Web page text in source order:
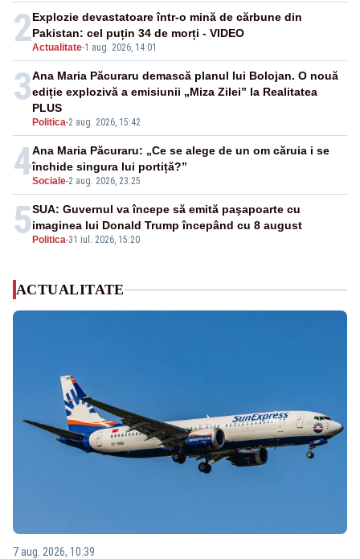
2Actualitate-1 aug. 2026, 14:01
Explozie devastatoare într-o mină de cărbune din
Pakistan: cel puțin 34 de morți - VIDEO
3
Politica-2 aug. 2026, 15:42
Ana Maria Păcuraru demască planul lui Bolojan. O nouă
ediție explozivă a emisiunii „Miza Zilei” la Realitatea
PLUS
4Sociale-2 aug. 2026, 23:25
Ana Maria Păcuraru: „Ce se alege de un om căruia i se
închide singura lui portiță?”
5 Politica-31 iul. 2026, 15:20
SUA: Guvernul va începe să emită paşapoarte cu
imaginea lui Donald Trump începând cu 8 august
ACTUALITATE
7 aug. 2026, 10:39